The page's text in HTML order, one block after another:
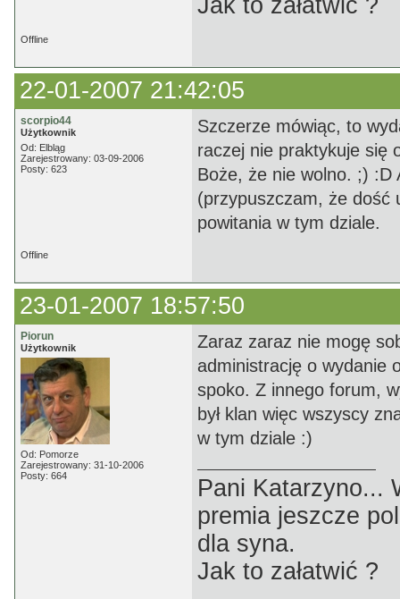
Jak to załatwić ?
Offline
22-01-2007 21:42:05
scorpio44
Użytkownik
Od: Elbląg
Zarejestrowany: 03-09-2006
Posty: 623
Szczerze mówiąc, to
raczej nie praktykuje się
Boże, że nie wolno. ;) :D
(przypuszczam, że dość
powitania w tym dziale.
Offline
23-01-2007 18:57:50
Piorun
Użytkownik
Od: Pomorze
Zarejestrowany: 31-10-2006
Posty: 664
Zaraz zaraz nie mogę
administrację o wydanie
spoko. Z innego forum,
był klan więc wszyscy
w tym dziale :)
Pani Katarzyno...
premia jeszcze
dla syna.
Jak to załatwić ?